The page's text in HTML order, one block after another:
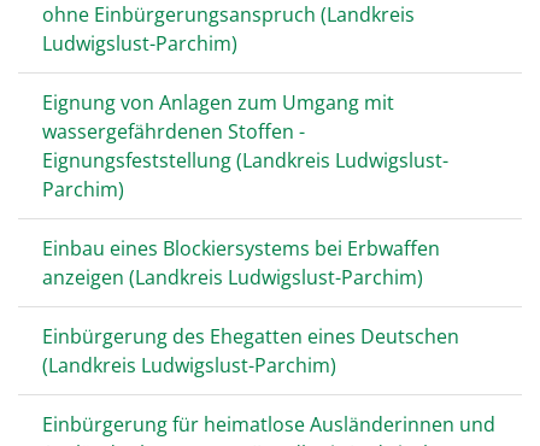
ohne Einbürgerungsanspruch (Landkreis
Ludwigslust-Parchim)
Eignung von Anlagen zum Umgang mit
wassergefährdenen Stoffen -
Eignungsfeststellung (Landkreis Ludwigslust-
Parchim)
Einbau eines Blockiersystems bei Erbwaffen
anzeigen (Landkreis Ludwigslust-Parchim)
Einbürgerung des Ehegatten eines Deutschen
(Landkreis Ludwigslust-Parchim)
Einbürgerung für heimatlose Ausländerinnen und